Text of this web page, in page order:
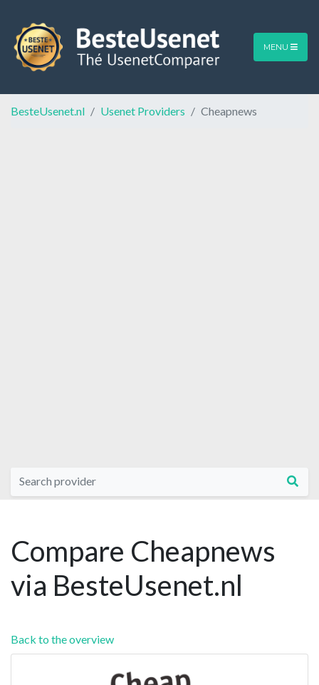
MENU
BesteUsenet.nl Usenet Providers Cheapnews
Compare Cheapnews
via BesteUsenet.nl
Back to the overview